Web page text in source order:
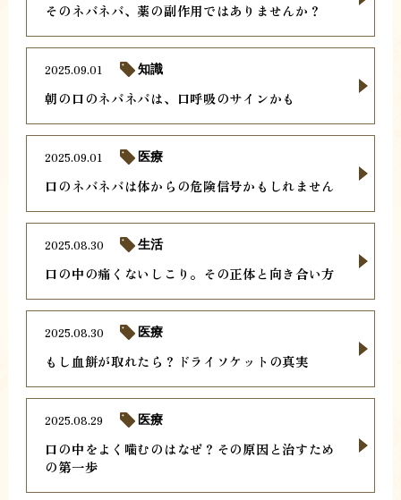
そのネバネバ、薬の副作用ではありませんか？
朝の口のネバネバは、口呼吸のサインかも
2025.09.01 知識
口のネバネバは体からの危険信号かもしれません
2025.09.01 医療
口の中の痛くないしこり。その正体と向き合い方
2025.08.30 生活
もし血餅が取れたら？ドライソケットの真実
2025.08.30 医療
口の中をよく噛むのはなぜ？その原因と治すため
の第一歩
2025.08.29 医療